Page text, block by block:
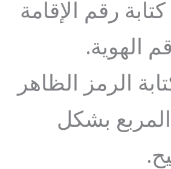
كتابة رقم الإقامة
الهوية.
الرمز الظاهر
بشكل